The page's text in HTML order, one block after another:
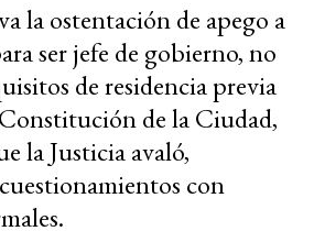
la ostentación de apego a
ser jefe de gobierno, no
de residencia previa
de la Ciudad,
la Justicia avaló,
con